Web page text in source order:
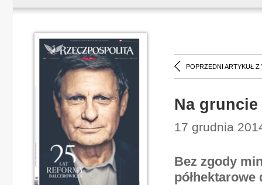
POPRZEDNI ARTYKUŁ Z
Na
17 grudnia
Bez zgody
półhektarowe